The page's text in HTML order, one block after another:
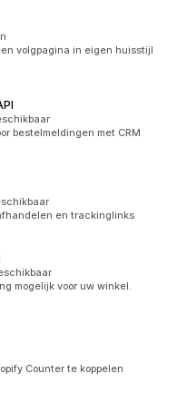
volgpagina in eigen huisstijl
bestelmeldingen met CRM
en trackinglinks
mogelijk voor uw winkel.
Counter te koppelen